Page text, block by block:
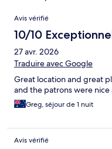
Avis
Avis vérifié
10/10
27 avr. 2026
Traduire avec Google
Great location and great
and the patrons were
Greg, séjour de 1 nuit
Avis vérifié